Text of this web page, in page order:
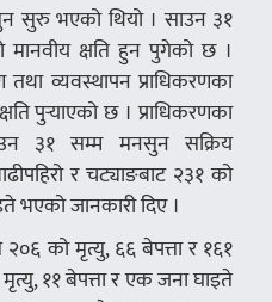
सुरु भएको थियो । साउन ३१
मानवीय क्षति हुन पुगेको छ ।
तथा व्यवस्थापन प्राधिकरणका
पुर्‍याएको छ । प्राधिकरणका
३१ सम्म मनसुन सक्रिय
र चट्याङबाट २३१ को
भएको जानकारी दिए ।
२०६ को मृत्यु, ६६ बेपत्ता र १६१
११ बेपत्ता र एक जना घाइते